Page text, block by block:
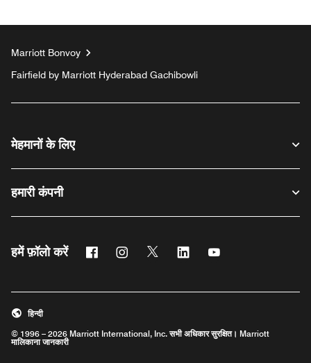
Marriott Bonvoy
Fairfield by Marriott Hyderabad Gachibowli
मेहमानों के लिए
हमारी कंपनी
हमें फ़ॉलो करें फेसबुक इंस्टाग्राम ट्विटर लिंक्डिन
© 1996 – 2026 Marriott International, Inc. सभी अधिकार सुरक्षित। Marriott
मालिकाना जानकारी
हिन्दी